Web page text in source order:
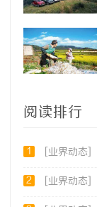
阅读排行
1 [业界动态]
2 [业界动态]